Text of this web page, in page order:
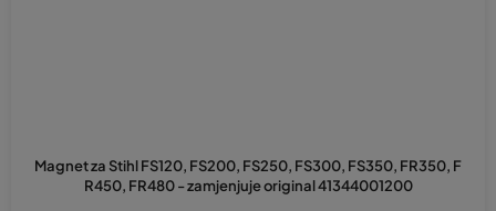
Magnet za Stihl FS120, FS200, FS250, FS300, FS350, FR350, F
R450, FR480 - zamjenjuje original 41344001200